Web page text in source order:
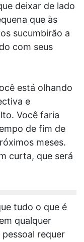
deixar de lado
que às
sucumbirão a
com seus
está olhando
e
Você faria
de fim de
meses.
curta, que será
tudo o que é
qualquer
requer